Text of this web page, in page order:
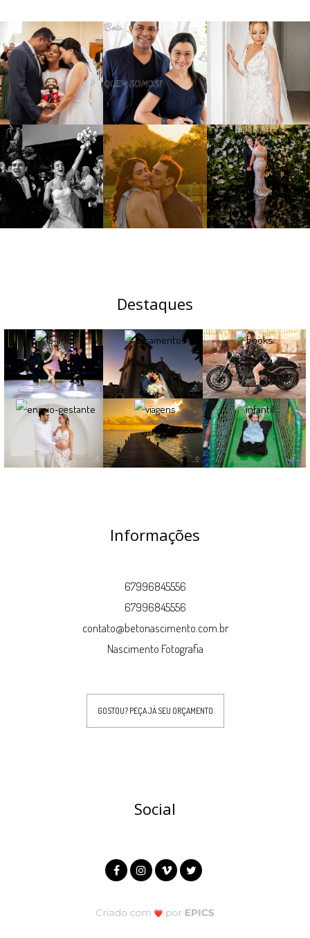
Destaques
Informações
67996845556
67996845556
contato@betonascimento.com.br
Nascimento Fotografia
GOSTOU? PEÇA JÁ SEU ORÇAMENTO
Social